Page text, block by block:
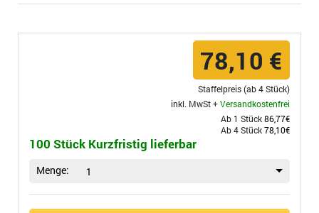
78,10 €
Staffelpreis (ab 4 Stück)
inkl. MwSt +Versandkostenfrei
Ab 1 Stück86,77€
Ab 4 Stück78,10€
100 Stück Kurzfristig lieferbar
Menge: 1